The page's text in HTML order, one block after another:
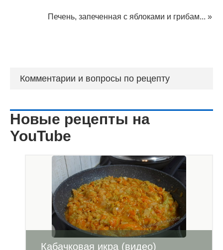
Печень, запеченная с яблоками и грибам... »
Комментарии и вопросы по рецепту
Новые рецепты на
YouTube
Кабачковая икра (видео)